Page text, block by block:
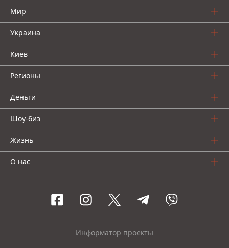
Мир
Украина
Киев
Регионы
Деньги
Шоу-биз
Жизнь
О нас
Информатор проекты